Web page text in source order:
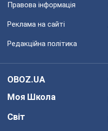
Правова інформація
Реклама на сайті
Редакційна політика
OBOZ.UA
Моя Школа
Світ